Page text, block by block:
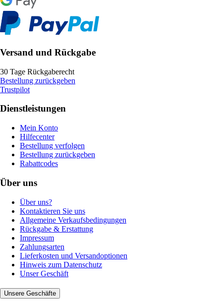
Versand und Rückgabe
30 Tage Rückgaberecht
Bestellung zurückgeben
Trustpilot
Dienstleistungen
Mein Konto
Hilfecenter
Bestellung verfolgen
Bestellung zurückgeben
Rabattcodes
Über uns
Über uns?
Kontaktieren Sie uns
Allgemeine Verkaufsbedingungen
Rückgabe & Erstattung
Impressum
Zahlungsarten
Lieferkosten und Versandoptionen
Hinweis zum Datenschutz
Unser Geschäft
Unsere Geschäfte